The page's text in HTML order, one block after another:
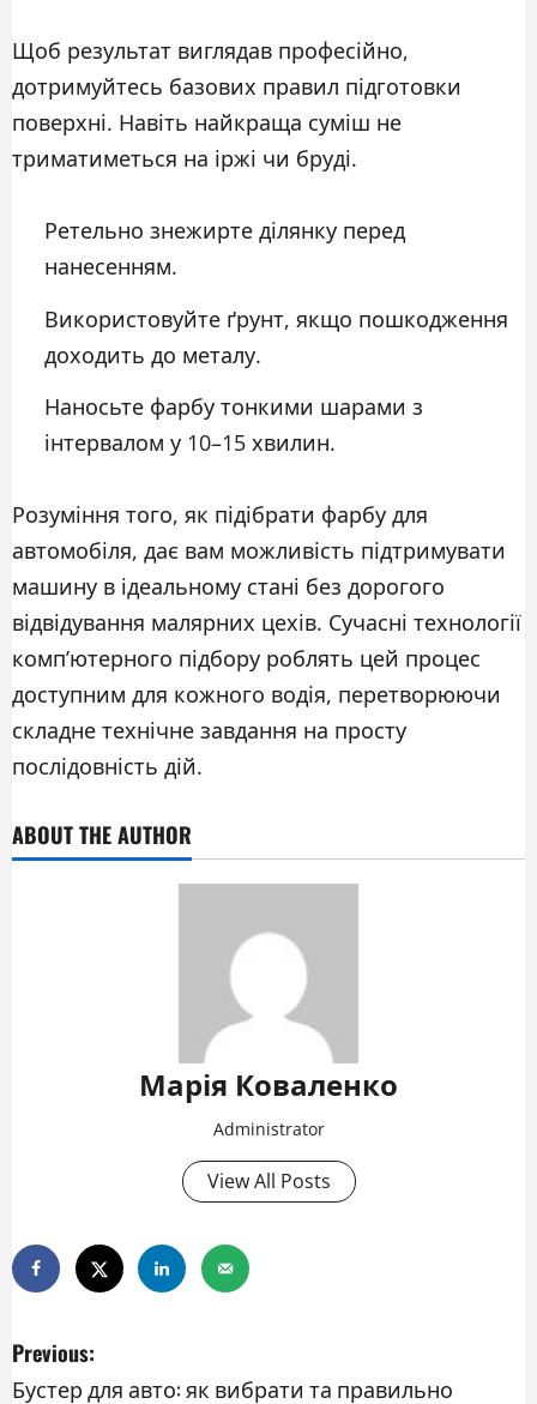
Щоб результат виглядав професійно,
дотримуйтесь базових правил підготовки
поверхні. Навіть найкраща суміш не
триматиметься на іржі чи бруді.
Ретельно знежирте ділянку перед
нанесенням.
Використовуйте ґрунт, якщо пошкодження
доходить до металу.
Наносьте фарбу тонкими шарами з
інтервалом у 10–15 хвилин.
Розуміння того, як підібрати фарбу для
автомобіля, дає вам можливість підтримувати
машину в ідеальному стані без дорогого
відвідування малярних цехів. Сучасні технології
комп’ютерного підбору роблять цей процес
доступним для кожного водія, перетворюючи
складне технічне завдання на просту
послідовність дій.
ABOUT THE AUTHOR
Марія Коваленко
Administrator
View All Posts
P
o
Previous:
Бустер для авто: як вибрати та правильно